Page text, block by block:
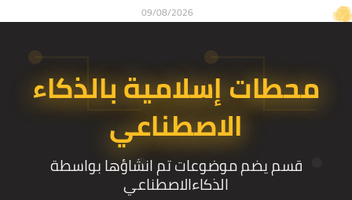
09/08/2026
محطات إسلامية بالذكاء
الاصطناعي
قسم يضم موضوعات تم انشاؤها بواسطة
الذكاءالاصطناعي